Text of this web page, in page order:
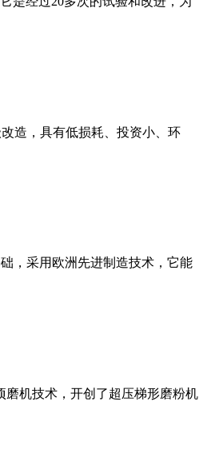
造，具有低损耗、投资小、环
，采用欧洲先进制造技术，它能
机技术，开创了超压梯形磨粉机